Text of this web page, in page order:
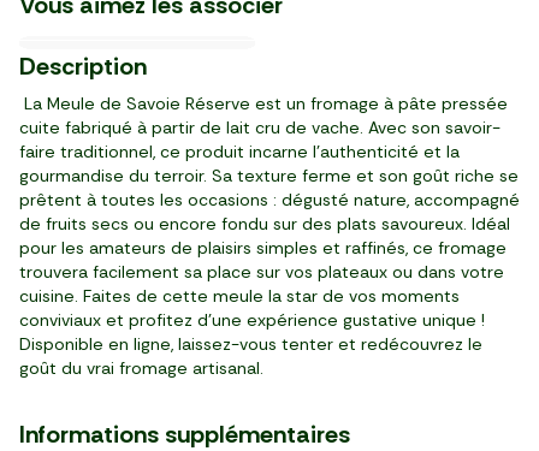
Pré-cuit
3,10 €
6,69 €
3,19 €
BIO2,88 €
4,49 €
Rhône
8,99 €
3,79 €
Description
La Meule de Savoie Réserve est un fromage à pâte pressée
cuite fabriqué à partir de lait cru de vache. Avec son savoir-
faire traditionnel, ce produit incarne l’authenticité et la
gourmandise du terroir. Sa texture ferme et son goût riche se
prêtent à toutes les occasions : dégusté nature, accompagné
de fruits secs ou encore fondu sur des plats savoureux. Idéal
pour les amateurs de plaisirs simples et raffinés, ce fromage
trouvera facilement sa place sur vos plateaux ou dans votre
cuisine. Faites de cette meule la star de vos moments
conviviaux et profitez d’une expérience gustative unique !
Disponible en ligne, laissez-vous tenter et redécouvrez le
goût du vrai fromage artisanal.
Informations supplémentaires